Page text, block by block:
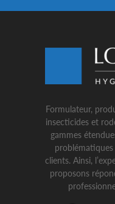
Formulateur,
insecticides et
gammes
clients. Ainsi,
proposons